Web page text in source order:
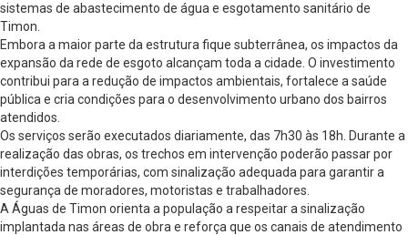
sistemas de abastecimento de água e esgotamento sanitário de
Timon.
Embora a maior parte da estrutura fique subterrânea, os impactos da
expansão da rede de esgoto alcançam toda a cidade. O investimento
contribui para a redução de impactos ambientais, fortalece a saúde
pública e cria condições para o desenvolvimento urbano dos bairros
atendidos.
Os serviços serão executados diariamente, das 7h30 às 18h. Durante a
realização das obras, os trechos em intervenção poderão passar por
interdições temporárias, com sinalização adequada para garantir a
segurança de moradores, motoristas e trabalhadores.
A Águas de Timon orienta a população a respeitar a sinalização
implantada nas áreas de obra e reforça que os canais de atendimento